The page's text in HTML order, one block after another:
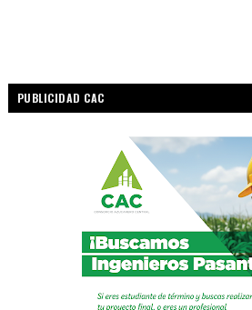
PUBLICIDAD CAC